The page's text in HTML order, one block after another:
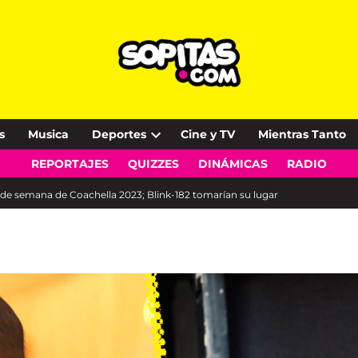
Musica Deportes
Open
dropdown
Cine y TV Mientras Tanto
REPORTAJES QUIZZES DINÁMICAS RADIO
semana de Coachella 2023; Blink-182 tomarían su lugar